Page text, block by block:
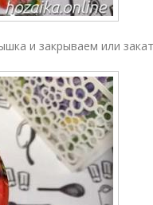
и закрываем или